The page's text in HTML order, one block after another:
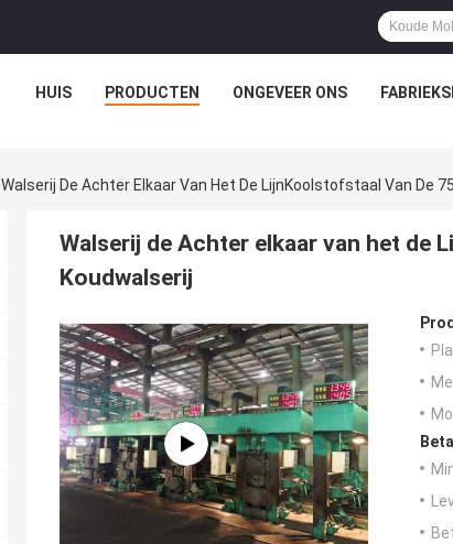
HUIS PRODUCTEN ONGEVEER ONS
Walserij De Achter Elkaar Van Het De LijnKoolstofstaal Van De
Walserij de Achter elkaar van het de
Koudwalserij